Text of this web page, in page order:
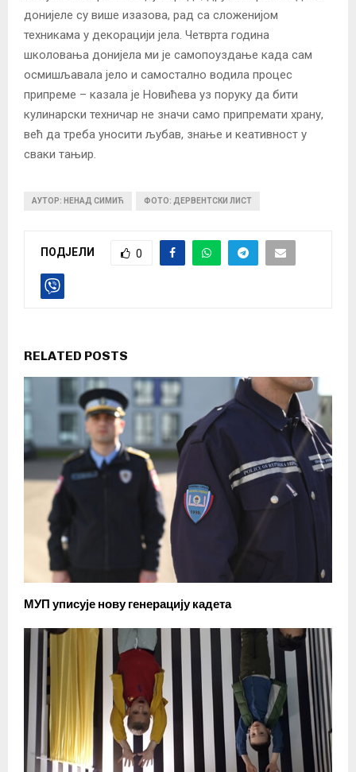
донијеле су више изазова, рад са сложенијом
техникама у декорацији јела. Четврта година
школовања донијела ми је самопоуздање када сам
осмишљавала јело и самостално водила процес
припреме – казала је Новићева уз поруку да бити
кулинарски техничар не значи само припремати храну,
већ да треба уносити љубав, знање и кеативност у
сваки тањир.
АУТОР: НЕНАД СИМИЋ ФОТО: ДЕРВЕНТСКИ ЛИСТ
ПОДЈЕЛИ 0
RELATED POSTS
МУП уписује нову генерацију кадета